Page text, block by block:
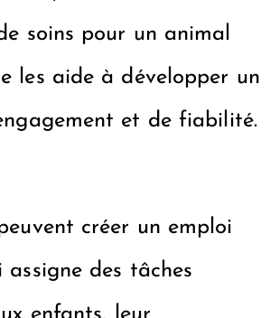
soins pour un animal
les aide à développer un
et de fiabilité.
créer un emploi
des tâches